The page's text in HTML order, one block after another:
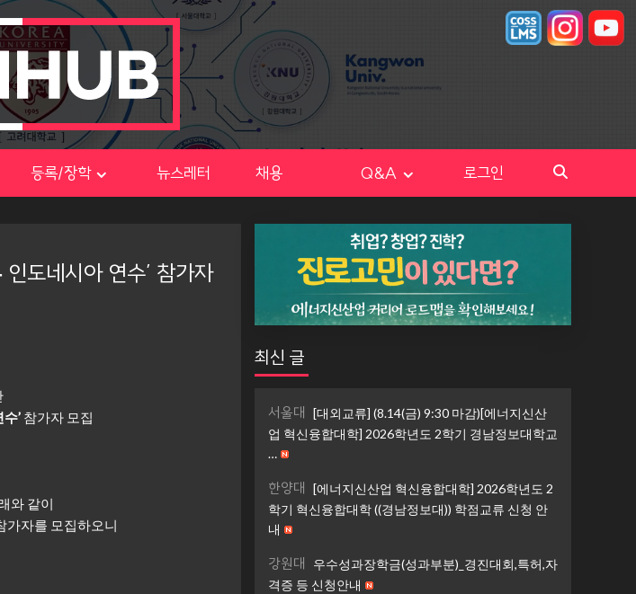
등록/장학 뉴스레터 채용 Q&A 로그인
도네시아 연수’ 참가자
’참가자 모집
와 같이
가자를 모집하오니
최신 글
서울대
[대외교류] (8.14(금) 9:30 마감)[에너지신산
업 혁신융합대학] 2026학년도 2학기 경남정보대학교
…
한양대
[에너지신산업 혁신융합대학] 2026학년도 2
학기 혁신융합대학 ((경남정보대)) 학점교류 신청 안
내
강원대
우수성과장학금(성과부분)_경진대회,특허,자
격증 등 신청안내